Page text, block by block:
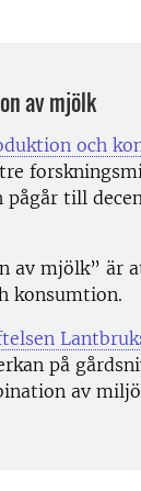
av mjölk
och
pågår till
av mjölk” är
konsumtion.
på
av